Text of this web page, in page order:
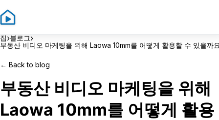
집›블로그›
부동산 비디오 마케팅을 위해 Laowa 10mm를 어떻게 활용할 수 있을까
← Back to blog
부동산 비디오 마케팅을 위해
Laowa 10mm를 어떻게 활용